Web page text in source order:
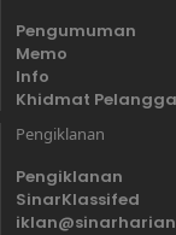
Pengumuman
Memo
Info
Khidmat
Pengiklanan
Pengiklanan
SinarKlassifed